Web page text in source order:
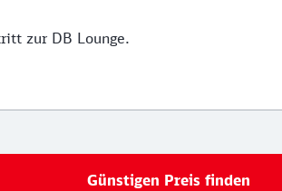
zur DB Lounge.
Günstigen Preis finden